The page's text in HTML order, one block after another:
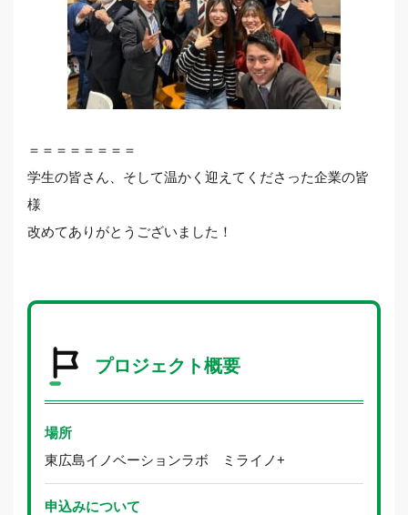
＝＝＝＝＝＝＝＝
学生の皆さん、そして温かく迎えてくださった企業の皆
様
改めてありがとうございました！
プロジェクト概要
場所
東広島イノベーションラボ ミライノ+
申込みについて